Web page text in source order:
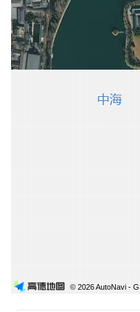
© 2026 AutoNavi -